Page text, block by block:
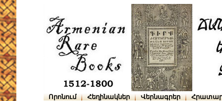
Որոնում Հեղինակներ Վերնագրեր